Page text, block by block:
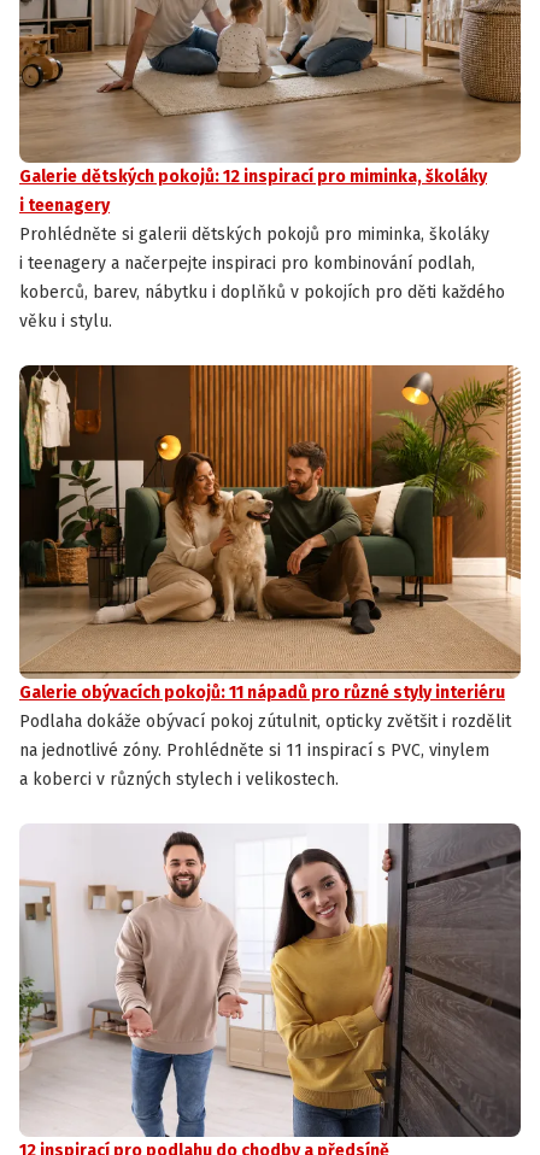
Galerie dětských pokojů: 12 inspirací pro miminka, školáky
i teenagery
Prohlédněte si galerii dětských pokojů pro miminka, školáky
i teenagery a načerpejte inspiraci pro kombinování podlah,
koberců, barev, nábytku i doplňků v pokojích pro děti každého
věku i stylu.
Galerie obývacích pokojů: 11 nápadů pro různé styly interiéru
Podlaha dokáže obývací pokoj zútulnit, opticky zvětšit i rozdělit
na jednotlivé zóny. Prohlédněte si 11 inspirací s PVC, vinylem
a koberci v různých stylech i velikostech.
12 inspirací pro podlahu do chodby a předsíně